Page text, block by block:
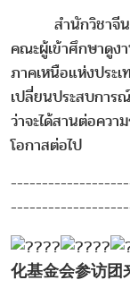
สำนักวิชาจีนวิ
คณะผู้เข้าศึกษาดูง
ภาคเหนือแห่งประเ
เปลี่ยนประสบการ
ว่าจะได้สานต่อควา
โอกาสต่อไป
化基金会参访团